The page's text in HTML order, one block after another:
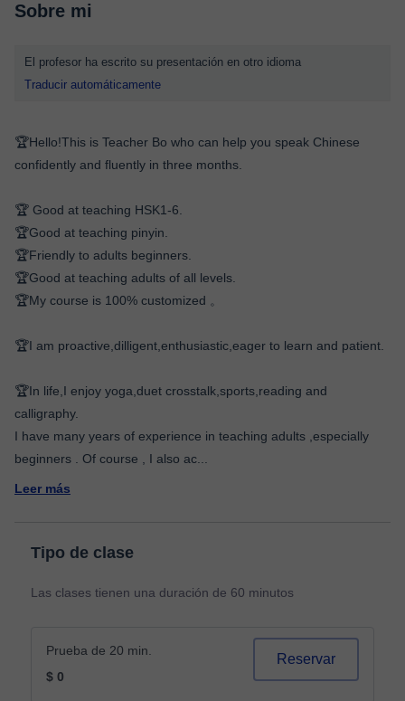
Sobre mi
El profesor ha escrito su presentación en otro idioma
Traducir automáticamente
🏆Hello!This is Teacher Bo who can help you speak Chinese
confidently and fluently in three months.
🏆 Good at teaching HSK1-6.
🏆Good at teaching pinyin.
🏆Friendly to adults beginners.
🏆Good at teaching adults of all levels.
🏆My course is 100% customized 。
🏆I am proactive,dilligent,enthusiastic,eager to learn and patient.
🏆In life,I enjoy yoga,duet crosstalk,sports,reading and
calligraphy.
I have many years of experience in teaching adults ,especially
beginners . Of course , I also ac
Leer más
Tipo de clase
Las clases tienen una duración de 60 minutos
Prueba de 20 min.
$ 0
Reservar